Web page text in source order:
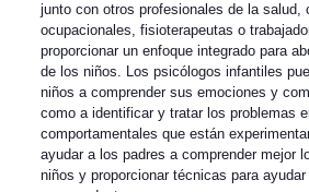
junto con otros profesionales de la salud,
ocupacionales, fisioterapeutas o
proporcionar un enfoque integrado para
de los niños. Los psicólogos infantiles
niños a comprender sus emociones y
como a identificar y tratar los problemas
comportamentales que están
ayudar a los padres a comprender mejor
niños y proporcionar técnicas para